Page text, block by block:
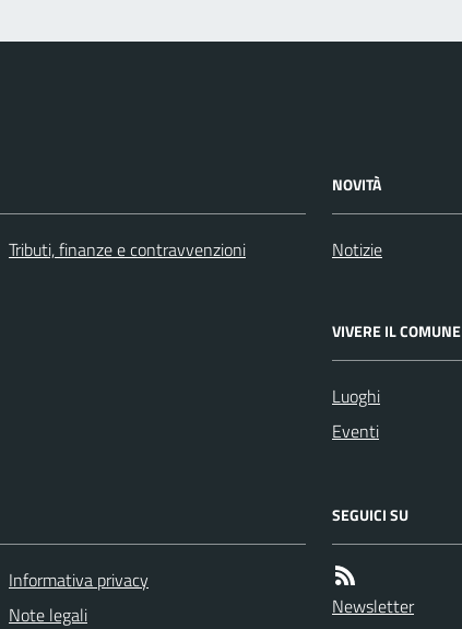
Tributi, finanze e contravvenzioni
NOVITÀ
Notizie
VIVERE IL COMUNE
Luoghi
Eventi
Informativa privacy
Note legali
SEGUICI SU
Newsletter